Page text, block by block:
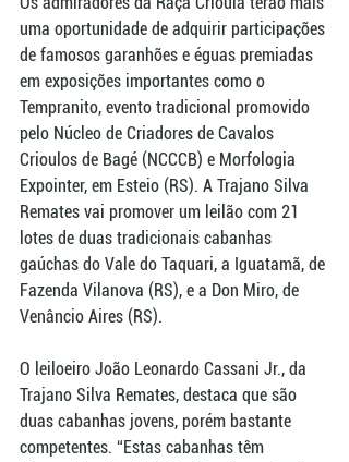
uma oportunidade de adquirir participações
de famosos garanhões e éguas premiadas
em exposições importantes como o
Tempranito, evento tradicional promovido
pelo Núcleo de Criadores de Cavalos
Crioulos de Bagé (NCCCB) e Morfologia
Expointer, em Esteio (RS). A Trajano Silva
Remates vai promover um leilão com 21
lotes de duas tradicionais cabanhas
gaúchas do Vale do Taquari, a Iguatamã, de
Fazenda Vilanova (RS), e a Don Miro, de
Venâncio Aires (RS).
O leiloeiro João Leonardo Cassani Jr., da
Trajano Silva Remates, destaca que são
duas cabanhas jovens, porém bastante
competentes. “Estas cabanhas têm